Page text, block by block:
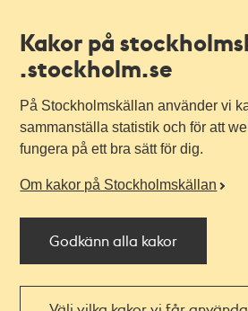
Kakor på
.stockholm.se
På Stockholmskällan använder vi
sammanställa statistik och för att
fungera på ett bra sätt för dig.
Om kakor på Stockholmskällan
Godkänn alla kakor